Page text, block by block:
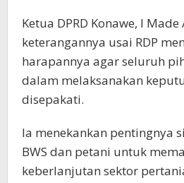
Ketua DPRD Konawe, I
keterangannya usai RDP
harapannya agar seluruh
dalam melaksanakan
disepakati.
Ia menekankan pentingnya
BWS dan petani untuk
keberlanjutan sektor